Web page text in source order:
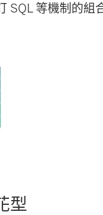
SQL 等機制的組
型